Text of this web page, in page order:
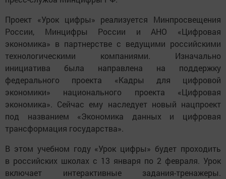
Проект «Урок цифры» реализуется Минпросвещения
России, Минцифры России и АНО «Цифровая
экономика» в партнерстве с ведущими российскими
технологическими компаниями. Изначально
инициатива была направлена на поддержку
федерального проекта «Кадры для цифровой
экономики» национального проекта «Цифровая
экономика». Сейчас ему наследует новый нацпроект
под названием «Экономика данных и цифровая
трансформация государства».
В этом учебном году «Урок цифры» будет проходить
в российских школах с 13 января по 2 февраля. Урок
включает интерактивные задания-тренажеры.